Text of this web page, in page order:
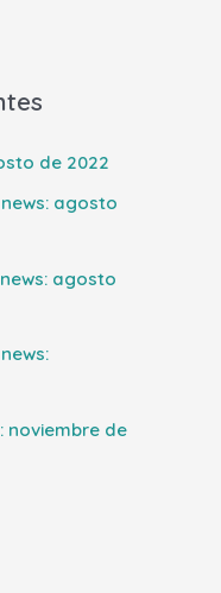
de 2022
agosto
agosto
noviembre de